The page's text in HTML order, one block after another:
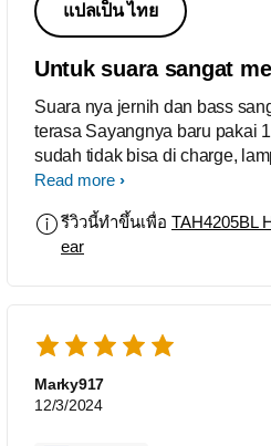
แปลเป็น ไทย
Untuk suara sangat
Suara nya jernih dan bass
terasa Sayangnya baru pakai 1 bulan
sudah tidak bisa di charge,
menyala tapi daya tidak masuk.
Read more
รีวิวนี้ทำขึ้นเพื่อ TAH4205BL
ear
Marky917
12/3/2024